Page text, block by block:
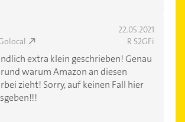
22.05.2021
R S2GFi
extra klein geschrieben! Genau
warum Amazon an diesen
zieht! Sorry, auf keinen Fall hier